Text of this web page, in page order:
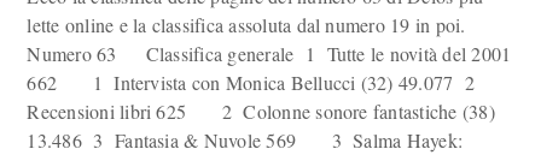
lette online e la classifica assoluta dal numero 19 in poi.
Numero 63 Classifica generale 1 Tutte le novità del 2001
662 1 Intervista con Monica Bellucci (32) 49.077 2
Recensioni libri 625 2 Colonne sonore fantastiche (38)
13.486 3 Fantasia & Nuvole 569 3 Salma Hayek: